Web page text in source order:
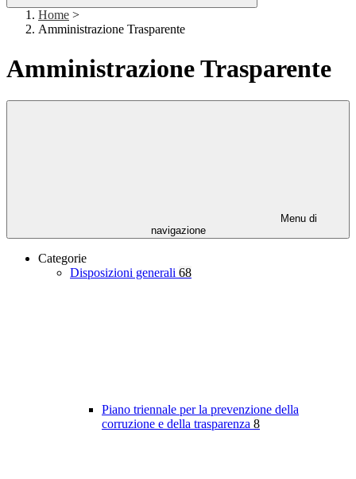
Home >
Amministrazione Trasparente
Amministrazione Trasparente
Menu di
navigazione
Categorie
Disposizioni generali 68
Piano triennale per la prevenzione della
corruzione e della trasparenza 8